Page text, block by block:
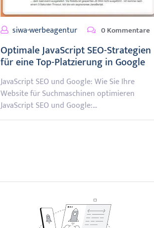
siwa-werbeagentur 0 Kommentare
Optimale JavaScript SEO-Strategien
für eine Top-Platzierung in Google
JavaScript SEO und Google: Wie Sie Ihre
Website für Suchmaschinen optimieren
JavaScript SEO und Google:…